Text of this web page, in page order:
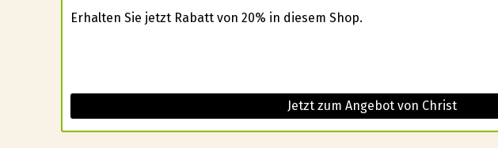
Erhalten Sie jetzt Rabatt von 20% in diesem Shop.
Jetzt zum Angebot von Christ